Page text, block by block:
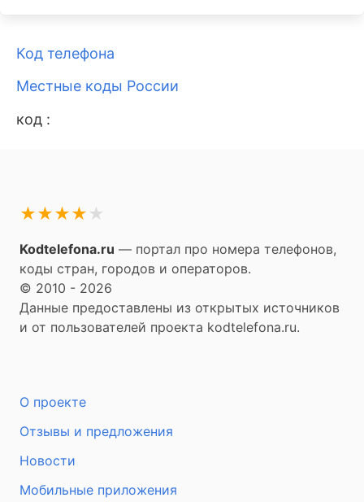
Код телефона
Местные коды России
код :
★
★
★
★
★
Kodtelefona.ru — портал про номера телефонов,
коды стран, городов и операторов.
© 2010 - 2026
Данные предоставлены из открытых источников
и от пользователей проекта kodtelefona.ru.
О проекте
Отзывы и предложения
Новости
Мобильные приложения